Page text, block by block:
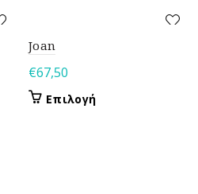
Joan
€67,50
ΕπιλογήΑυτό